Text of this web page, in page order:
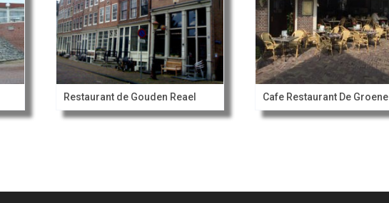
Restaurant de Gouden Reael Cafe Restaurant De Groene